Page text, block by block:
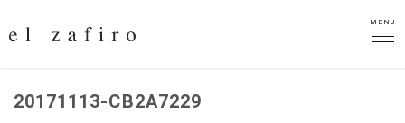
MENU
MENU
20171113-CB2A7229